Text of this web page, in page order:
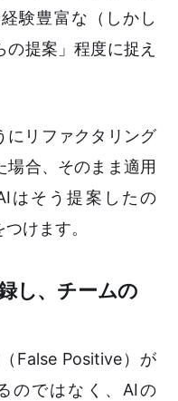
験豊富な（しかし
提案」程度に捉え
にリファクタリング
場合、そのまま適用
はそう提案したの
けます。
し、チームの
False Positive）が
のではなく、AIの